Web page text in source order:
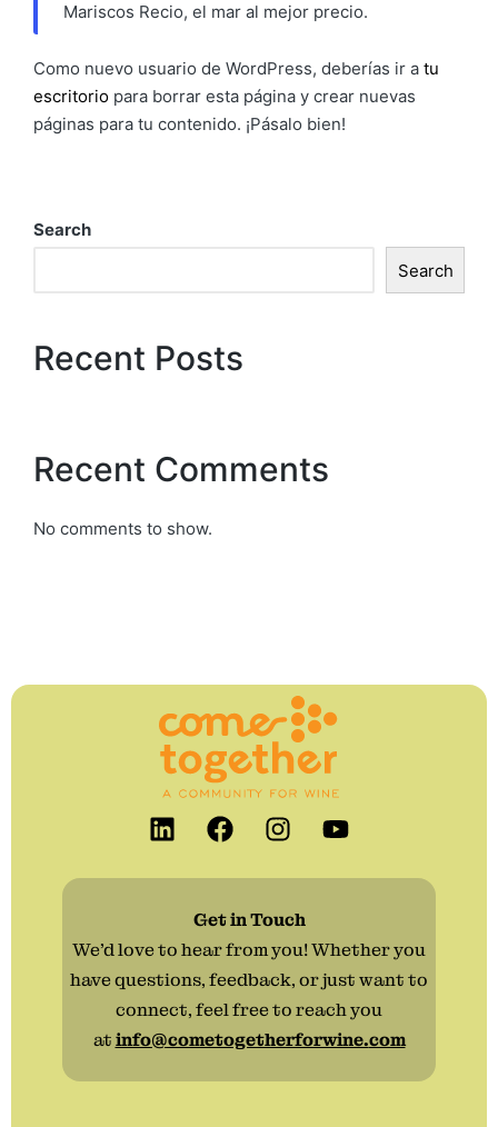
Mariscos Recio, el mar al mejor precio.
Como nuevo usuario de WordPress, deberías ir a tu
escritorio para borrar esta página y crear nuevas
páginas para tu contenido. ¡Pásalo bien!
Search
Search
Recent Posts
Recent Comments
No comments to show.
Get in Touch
We’d love to hear from you! Whether you
have questions, feedback, or just want to
connect, feel free to reach you
atinfo@cometogetherforwine.com